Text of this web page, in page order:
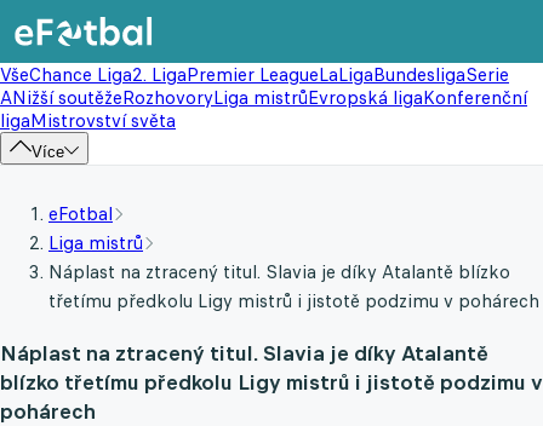
VšeChance Liga2. LigaPremier LeagueLaLigaBundesligaSerie
ANižší soutěžeRozhovoryLiga mistrůEvropská ligaKonferenční
ligaMistrovství světa
Více
eFotbal
Liga mistrů
Náplast na ztracený titul. Slavia je díky Atalantě blízko
třetímu předkolu Ligy mistrů i jistotě podzimu v pohárech
Náplast na ztracený titul. Slavia je díky Atalantě
blízko třetímu předkolu Ligy mistrů i jistotě podzimu v
pohárech